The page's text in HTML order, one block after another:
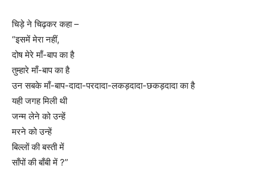
चिड़े ने चिढ़कर कहा –
“इसमें मेरा नहीं,
दोष मेरे माँ-बाप का है
तुम्हारे माँ-बाप का है
उन सबके माँ-बाप-दादा-परदादा-लकड़दादा-छकड़दादा का है
यही जगह मिली थी
जन्म लेने को उन्हें
मरने को उन्हें
बिल्लों की बस्ती में
साँपों की बाँबी में ?”